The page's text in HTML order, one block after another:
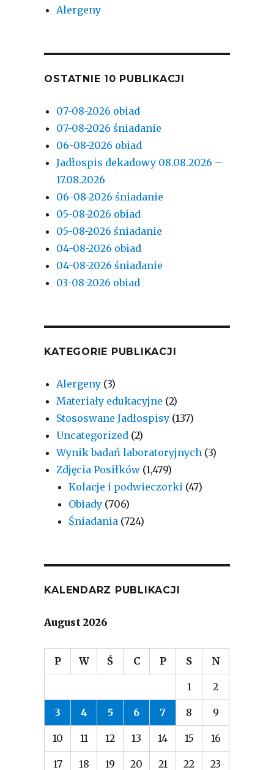
Alergeny
OSTATNIE 10 PUBLIKACJI
07-08-2026 obiad
07-08-2026 śniadanie
06-08-2026 obiad
Jadłospis dekadowy 08.08.2026 –
17.08.2026
06-08-2026 śniadanie
05-08-2026 obiad
05-08-2026 śniadanie
04-08-2026 obiad
04-08-2026 śniadanie
03-08-2026 obiad
KATEGORIE PUBLIKACJI
Alergeny (3)
Materiały edukacyjne (2)
Stososwane Jadłospisy (137)
Uncategorized (2)
Wynik badań laboratoryjnych (3)
Zdjęcia Posiłków (1,479)
Kolacje i podwieczorki (47)
Obiady (706)
Śniadania (724)
KALENDARZ PUBLIKACJI
August 2026
P W Ś C P S N
1 2
3 4 5 6 7 8 9
10 11 12 13 14 15 16
17 18 19 20 21 22 23